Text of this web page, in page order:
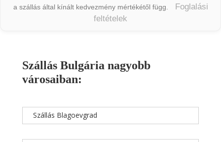
a szállás által kínált kedvezmény mértékétől függ.
Foglalási
feltételek
Szállás Bulgária nagyobb
városaiban:
Szállás Blagoevgrad